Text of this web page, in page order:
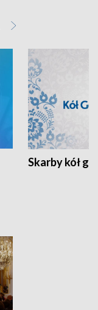
Skarby kół